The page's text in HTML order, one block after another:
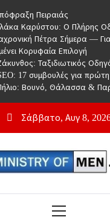
Πειραιάς
Καρύστου: Ο Πλήρης
Πέτρα Σήμερα —
Κορυφαία Επιλογή
Ταξιδιωτικός
17 συμβουλές για
Βουνό, Θάλασσα &
Σάββατο, Αυγ 8,
Of